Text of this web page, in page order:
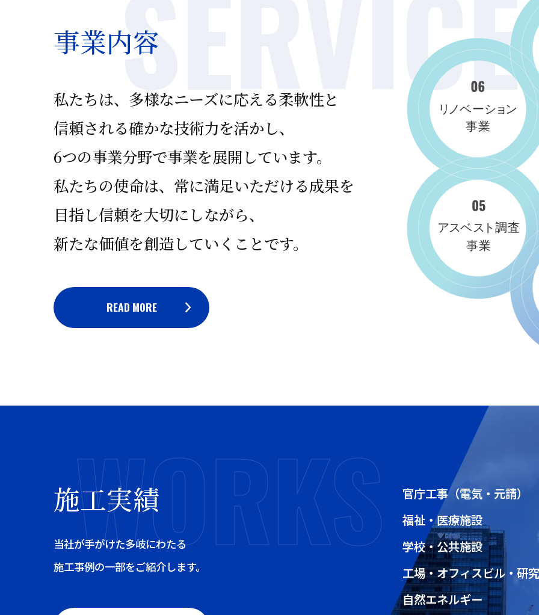
事業内容
私たちは、多様なニーズに応える柔軟性と
信頼される確かな技術力を活かし、
6つの事業分野で事業を展開しています。
私たちの使命は、常に満足いただける成果を
目指し信頼を大切にしながら、
新たな価値を創造していくことです。
READ MORE
施工実績
当社が手がけた多岐にわたる
施工事例の一部をご紹介します。
官庁工事（電気・元請）
福祉・医療施設
学校・公共施設
工場・オフィスビル・研
自然エネルギー